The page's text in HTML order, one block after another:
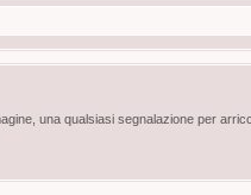
una qualsiasi segnalazione per